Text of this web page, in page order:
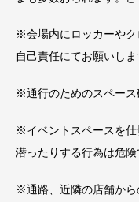
※会場内にロッカーやク
自己責任にてお願いしま
※通行のためのスペース
※イベントスペースを仕
潜ったりする行為は危険
※通路、近隣の店舗から